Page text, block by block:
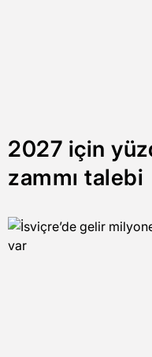
2027 için
zammı talebi